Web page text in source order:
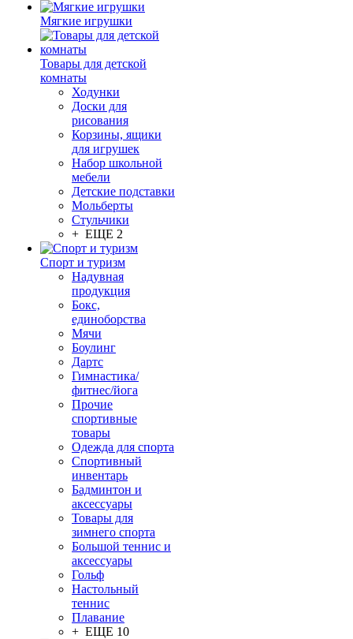
Мягкие игрушки
Товары для детской
комнаты
Ходунки
Доски для
рисования
Корзины, ящики
для игрушек
Набор школьной
мебели
Детские подставки
Мольберты
Стульчики
+ ЕЩЕ 2
Спорт и туризм
Надувная
продукция
Бокс,
единоборства
Мячи
Боулинг
Дартс
Гимнастика/
фитнес/йога
Прочие
спортивные
товары
Одежда для спорта
Спортивный
инвентарь
Бадминтон и
аксессуары
Товары для
зимнего спорта
Большой теннис и
аксессуары
Гольф
Настольный
теннис
Плавание
+ ЕЩЕ 10